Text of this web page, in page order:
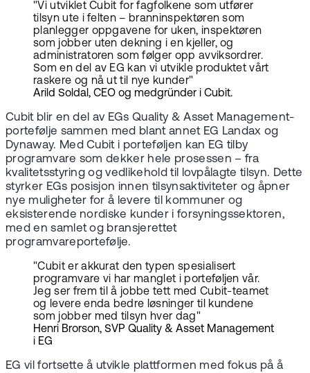
"Vi utviklet Cubit for fagfolkene som utfører
tilsyn ute i felten – branninspektøren som
planlegger oppgavene for uken, inspektøren
som jobber uten dekning i en kjeller, og
administratoren som følger opp avviksordrer.
Som en del av EG kan vi utvikle produktet vårt
raskere og nå ut til nye kunder"
Arild Soldal, CEO og medgründer i Cubit.
Cubit blir en del av EGs Quality & Asset Management-
portefølje sammen med blant annet EG Landax og
Dynaway. Med Cubit i porteføljen kan EG tilby
programvare som dekker hele prosessen – fra
kvalitetsstyring og vedlikehold til lovpålagte tilsyn. Dette
styrker EGs posisjon innen tilsynsaktiviteter og åpner
nye muligheter for å levere til kommuner og
eksisterende nordiske kunder i forsyningssektoren,
med en samlet og bransjerettet
programvareportefølje.
"Cubit er akkurat den typen spesialisert
programvare vi har manglet i porteføljen vår.
Jeg ser frem til å jobbe tett med Cubit-teamet
og levere enda bedre løsninger til kundene
som jobber med tilsyn hver dag"
Henri Brorson, SVP Quality & Asset Management
i EG
EG vil fortsette å utvikle plattformen med fokus på å